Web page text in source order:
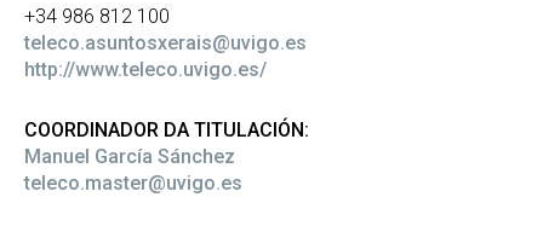
+34 986 812 100
teleco.asuntosxerais@uvigo.es
http://www.teleco.uvigo.es/
COORDINADOR DA TITULACIÓN:
Manuel García Sánchez
teleco.master@uvigo.es